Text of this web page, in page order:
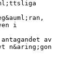
i
av
n&aring;gon